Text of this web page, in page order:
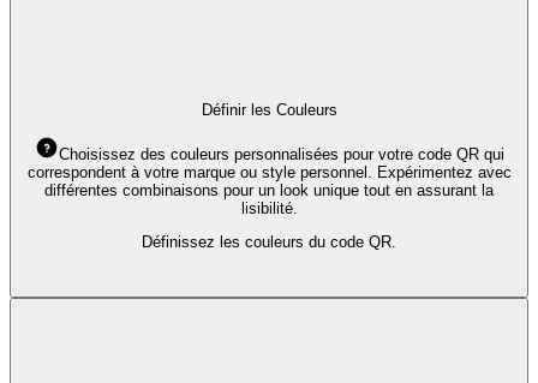
Définir les Couleurs
Choisissez des couleurs personnalisées pour votre code QR qui
correspondent à votre marque ou style personnel. Expérimentez avec
différentes combinaisons pour un look unique tout en assurant la
lisibilité.
Définissez les couleurs du code QR.